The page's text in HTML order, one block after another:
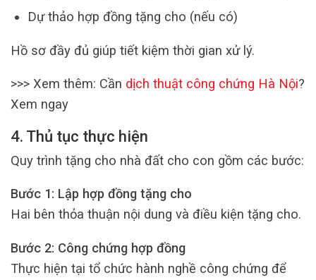
Dự thảo hợp đồng tặng cho (nếu có)
Hồ sơ đầy đủ giúp tiết kiệm thời gian xử lý.
>>> Xem thêm: Cần dịch thuật công chứng Hà Nội?
Xem ngay
4. Thủ tục thực hiện
Quy trình tặng cho nhà đất cho con gồm các bước:
Bước 1: Lập hợp đồng tặng cho
Hai bên thỏa thuận nội dung và điều kiện tặng cho.
Bước 2: Công chứng hợp đồng
Thực hiện tại tổ chức hành nghề công chứng để